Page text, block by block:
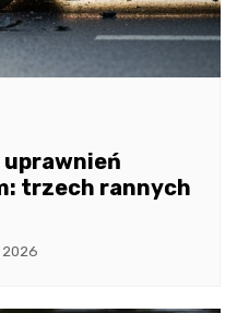
uprawnień
trzech rannych
2026